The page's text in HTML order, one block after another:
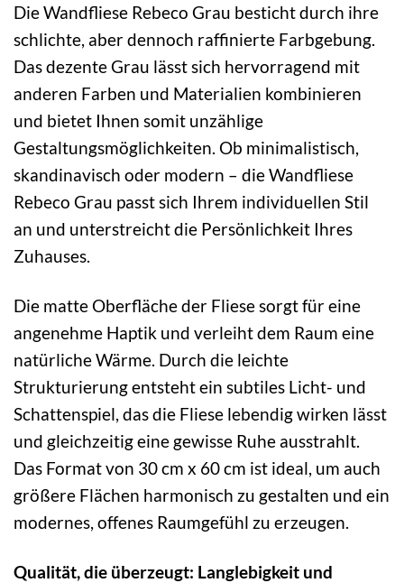
Die Wandfliese Rebeco Grau besticht durch ihre
schlichte, aber dennoch raffinierte Farbgebung.
Das dezente Grau lässt sich hervorragend mit
anderen Farben und Materialien kombinieren
und bietet Ihnen somit unzählige
Gestaltungsmöglichkeiten. Ob minimalistisch,
skandinavisch oder modern – die Wandfliese
Rebeco Grau passt sich Ihrem individuellen Stil
an und unterstreicht die Persönlichkeit Ihres
Zuhauses.
Die matte Oberfläche der Fliese sorgt für eine
angenehme Haptik und verleiht dem Raum eine
natürliche Wärme. Durch die leichte
Strukturierung entsteht ein subtiles Licht- und
Schattenspiel, das die Fliese lebendig wirken lässt
und gleichzeitig eine gewisse Ruhe ausstrahlt.
Das Format von 30 cm x 60 cm ist ideal, um auch
größere Flächen harmonisch zu gestalten und ein
modernes, offenes Raumgefühl zu erzeugen.
Qualität, die überzeugt: Langlebigkeit und